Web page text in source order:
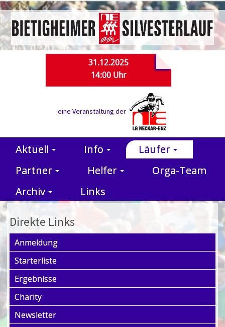
31.12.2025
14:00 Uhr
eine Veranstaltung der
Aktuell Info
Läufer
Partner
Helfer
Orga-Team
Archiv
Links
Direkte Links
Anmeldung
Starterliste
Ergebnisse
Charity
Newsletter